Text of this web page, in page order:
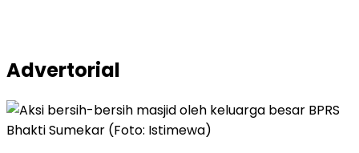
Advertorial